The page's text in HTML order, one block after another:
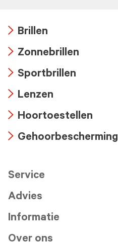
icon
Brillen
icon
Zonnebrillen
icon
Sportbrillen
icon
Lenzen
icon
Hoortoestellen
Gehoorbescherming
Service
Advies
Informatie
Over ons